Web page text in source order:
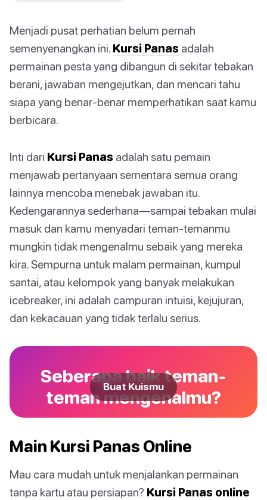
Menjadi pusat perhatian belum pernah
semenyenangkan ini. Kursi Panas adalah
permainan pesta yang dibangun di sekitar tebakan
berani, jawaban mengejutkan, dan mencari tahu
siapa yang benar-benar memperhatikan saat kamu
berbicara.
Inti dari Kursi Panas adalah satu pemain
menjawab pertanyaan sementara semua orang
lainnya mencoba menebak jawaban itu.
Kedengarannya sederhana—sampai tebakan mulai
masuk dan kamu menyadari teman-temanmu
mungkin tidak mengenalmu sebaik yang mereka
kira. Sempurna untuk malam permainan, kumpul
santai, atau kelompok yang banyak melakukan
icebreaker, ini adalah campuran intuisi, kejujuran,
dan kekacauan yang tidak terlalu serius.
Seberapa baik teman-
teman mengenalmu?
Buat Kuismu
Main Kursi Panas Online
Mau cara mudah untuk menjalankan permainan
tanpa kartu atau persiapan? Kursi Panas online